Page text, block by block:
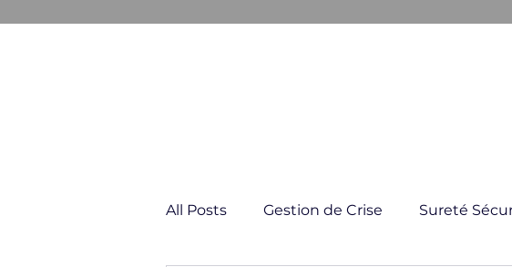
All Posts Gestion de Crise Sureté